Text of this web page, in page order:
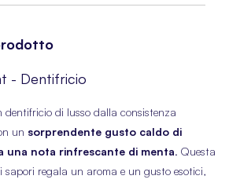
- Dentifricio
dentifricio di lusso dalla consistenza
un sorprendente gusto caldo di
una nota rinfrescante di menta. Questa
sapori regala un aroma e un gusto esotici,